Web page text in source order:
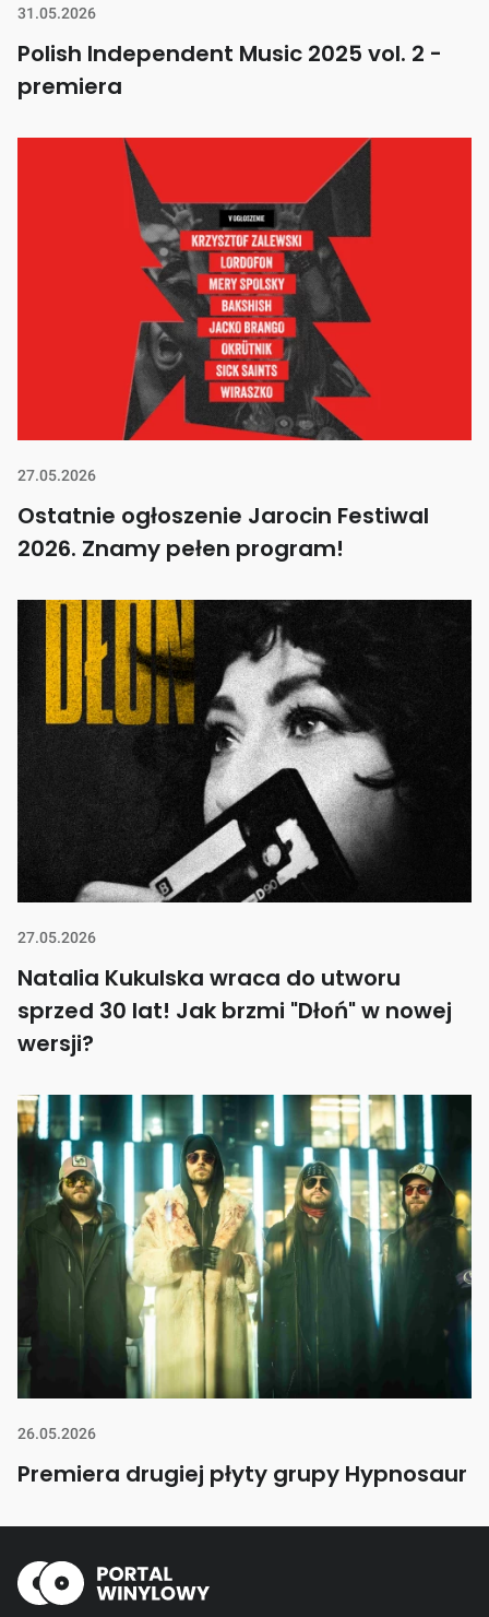
31.05.2026
Polish Independent Music 2025 vol. 2 -
premiera
27.05.2026
Ostatnie ogłoszenie Jarocin Festiwal
2026. Znamy pełen program!
27.05.2026
Natalia Kukulska wraca do utworu
sprzed 30 lat! Jak brzmi "Dłoń" w nowej
wersji?
26.05.2026
Premiera drugiej płyty grupy Hypnosaur